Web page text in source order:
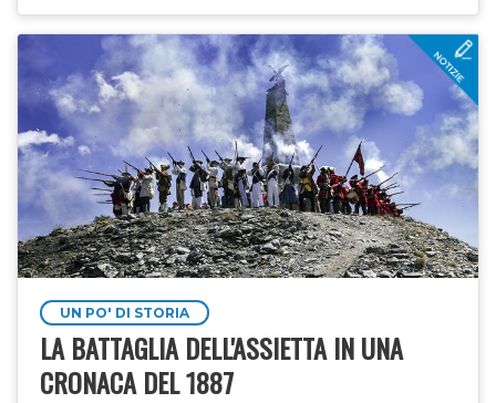
UN PO' DI STORIA
LA BATTAGLIA DELL'ASSIETTA IN UNA
CRONACA DEL 1887